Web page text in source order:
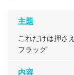
主題
これだけは押さ
フラッグ
内容